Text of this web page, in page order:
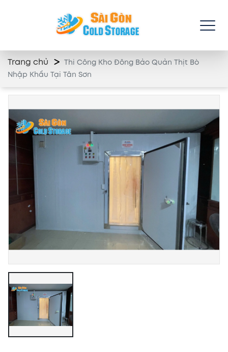
Trang chủ
Thi Công Kho Đông Bảo Quản Thịt Bò
Nhập Khẩu Tại Tân Sơn